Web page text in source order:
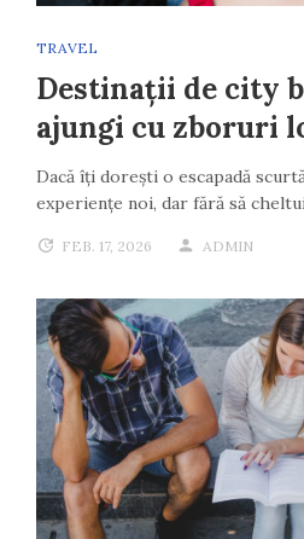
TRAVEL
Destinații de city
ajungi cu zboruri
Dacă îți dorești o escapadă
experiențe noi, dar fără să
FEB. 17, 2026 ADMIN